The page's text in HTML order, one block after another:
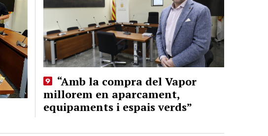
“Amb la compra del Vapor
millorem en aparcament,
equipaments i espais verds”